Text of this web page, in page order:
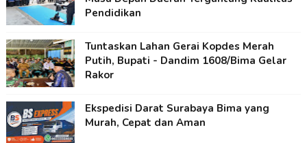
Pendidikan
Tuntaskan Lahan Gerai Kopdes Merah
Putih, Bupati - Dandim 1608/Bima Gelar
Rakor
Ekspedisi Darat Surabaya Bima yang
Murah, Cepat dan Aman